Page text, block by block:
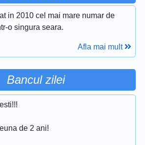
in 2010 cel mai mare numar de
o singura seara.
Afla mai mult
Bancul zilei
de 2 ani!